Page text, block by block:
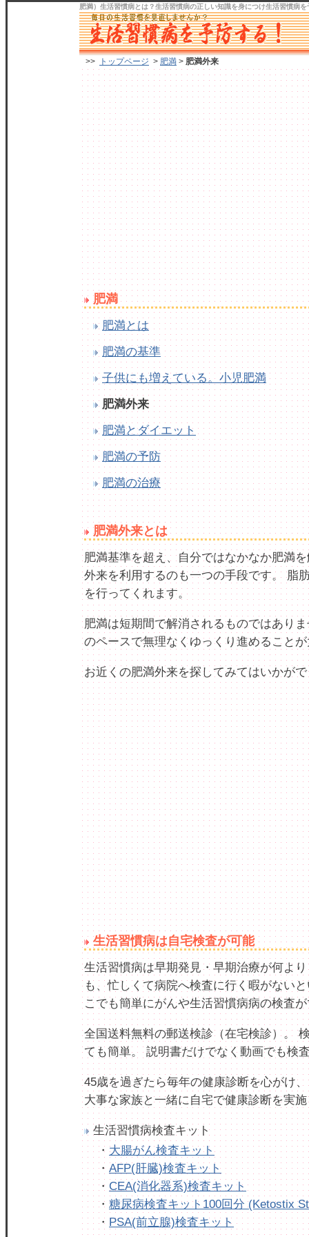
肥満）生活習慣病とは？生活習慣病の正しい知識を身につけ生活習慣病を
>> トップページ > 肥満 > 肥満外来
肥満
肥満とは
肥満の基準
子供にも増えている。小児肥満
肥満外来
肥満とダイエット
肥満の予防
肥満の治療
肥満外来とは
肥満基準を超え、自分ではなかなか肥満
外来を利用するのも一つの手段です。 脂
を行ってくれます。
肥満は短期間で解消されるものではあり
のペースで無理なくゆっくり進めること
お近くの肥満外来を探してみてはいかが
生活習慣病は自宅検査が可能
生活習慣病は早期発見・早期治療が何よ
も、忙しくて病院へ検査に行く暇がない
こでも簡単にがんや生活習慣病病の検査
全国送料無料の郵送検診（在宅検診）。
ても簡単。 説明書だけでなく動画でも検
45歳を過ぎたら毎年の健康診断を心がけ、
大事な家族と一緒に自宅で健康診断を実
生活習慣病検査キット
・ 大腸がん検査キット
・ AFP(肝臓)検査キット
・ CEA(消化器系)検査キット
・ 糖尿病検査キット100回分 (Ketostix
・ PSA(前立腺)検査キット